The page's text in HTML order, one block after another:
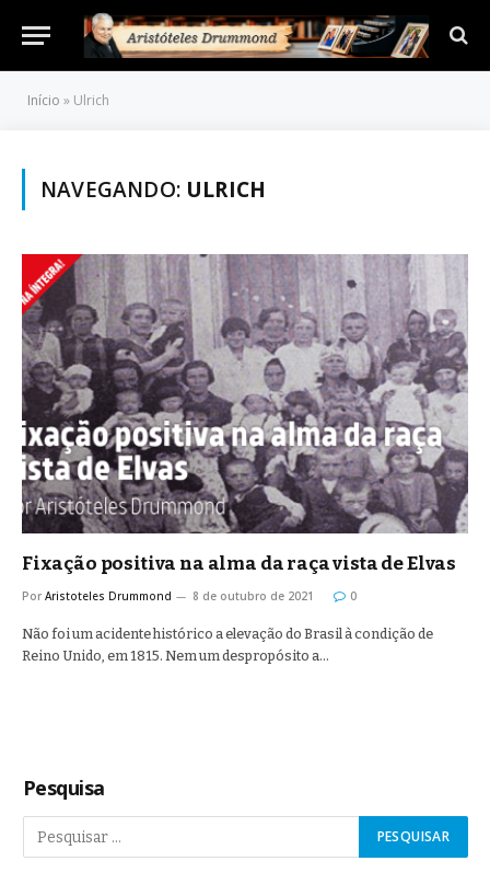
Início » Ulrich
NAVEGANDO: ULRICH
Fixação positiva na alma da raça vista de Elvas
Por Aristoteles Drummond 8 de outubro de 2021 0
Não foi um acidente histórico a elevação do Brasil à condição de
Reino Unido, em 1815. Nem um despropósito a…
Pesquisa